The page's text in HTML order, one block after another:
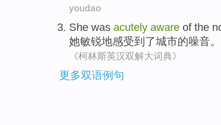
youdao
She was acutely aware ofthe
她敏锐地感受到了城市的噪音。
《柯林斯英汉双解大词典》
更多双语例句